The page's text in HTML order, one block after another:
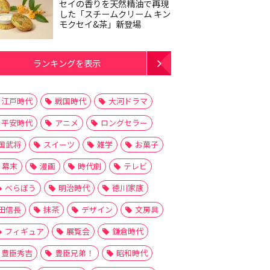
セイの香りを天然精油で再現
した「スチームクリーム キン
モクセイ&茶」新登場
ランキングを表示
江戸時代 戦国時代
大河ドラマ
平安時代
アニメ
ロングセラー
武将
スイーツ 雑学
お菓子
幕末
漫画 時代劇
テレビ
べらぼう
明治時代
徳川家康
信長
抹茶 デザイン
文房具
フィギュア
展覧会
鎌倉時代
豊臣秀吉
豊臣兄弟！
昭和時代